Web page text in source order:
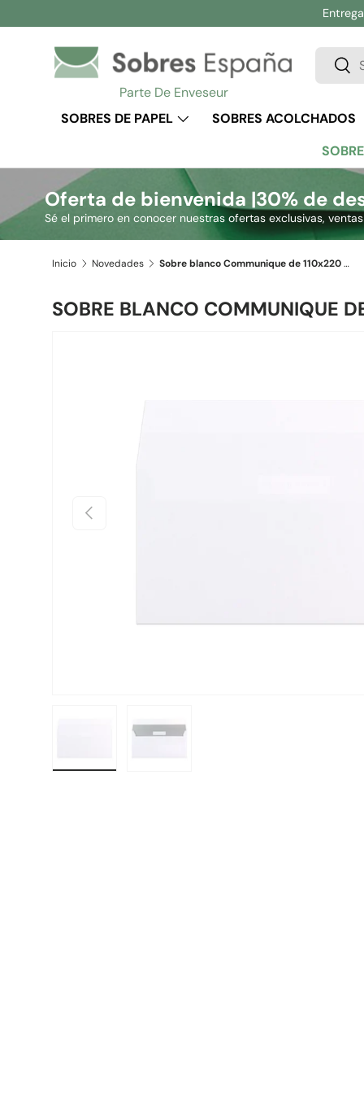
Ir al contenido
Parte De Enveseur
Buscar
SOBRES DE PAPEL SOBRES ACOLCHADOS
Oferta de bienvenida |30% de
Sé el primero en conocer nuestras ofertas exclusivas,
Inicio Novedades Sobre blanco Communique de 110x220 mm (DL)
SOBRE BLANCO COMMUNIQUE
Anterior